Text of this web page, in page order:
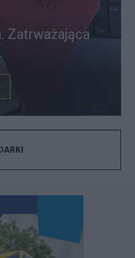
Zatrważająca